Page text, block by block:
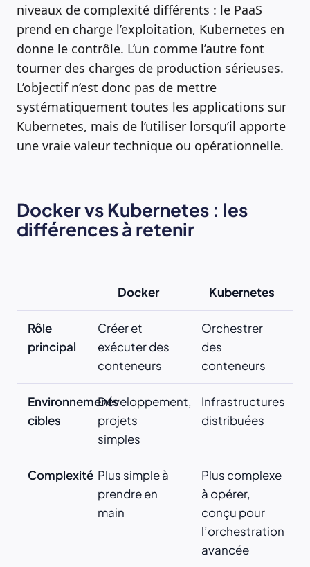
niveaux de complexité différents : le PaaS
prend en charge l’exploitation, Kubernetes en
donne le contrôle. L’un comme l’autre font
tourner des charges de production sérieuses.
L’objectif n’est donc pas de mettre
systématiquement toutes les applications sur
Kubernetes, mais de l’utiliser lorsqu’il apporte
une vraie valeur technique ou opérationnelle.
Docker vs Kubernetes : les
différences à retenir
Docker Kubernetes
Rôle
principal
Créer et
exécuter des
conteneurs
Orchestrer
des
conteneurs
Environnements
cibles
Développement,
projets
simples
Infrastructures
distribuées
Complexité Plus simple à
prendre en
main
Plus complexe
à opérer,
conçu pour
l’orchestration
avancée